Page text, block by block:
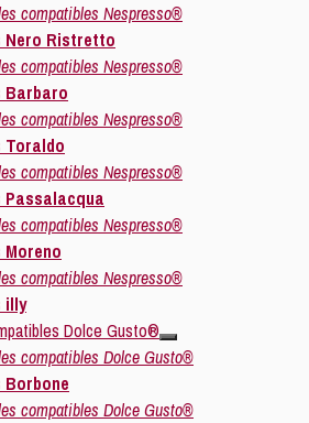
compatibles Nespresso®
Nero Ristretto
compatibles Nespresso®
Barbaro
compatibles Nespresso®
Toraldo
compatibles Nespresso®
Passalacqua
compatibles Nespresso®
Moreno
compatibles Nespresso®
illy
Dolce Gusto®
compatibles Dolce Gusto®
Borbone
compatibles Dolce Gusto®